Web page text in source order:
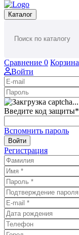
Каталог
Сравнение 0 Корзина
Войти
Введите код защиты*
Вспомнить пароль
Войти
Регистрация